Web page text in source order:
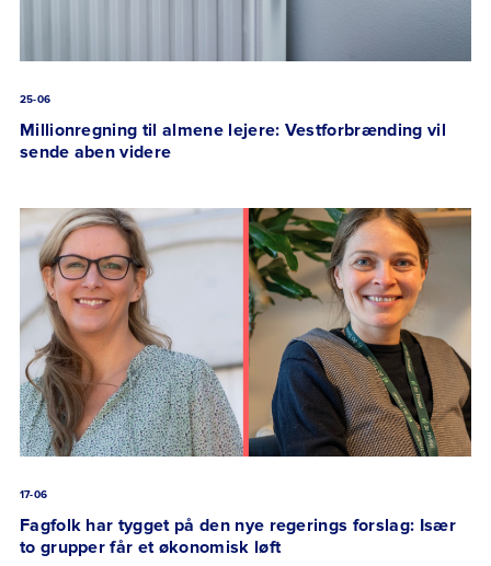
25-06
Millionregning til almene lejere: Vestforbrænding vil
sende aben videre
17-06
Fagfolk har tygget på den nye regerings forslag: Især
to grupper får et økonomisk løft